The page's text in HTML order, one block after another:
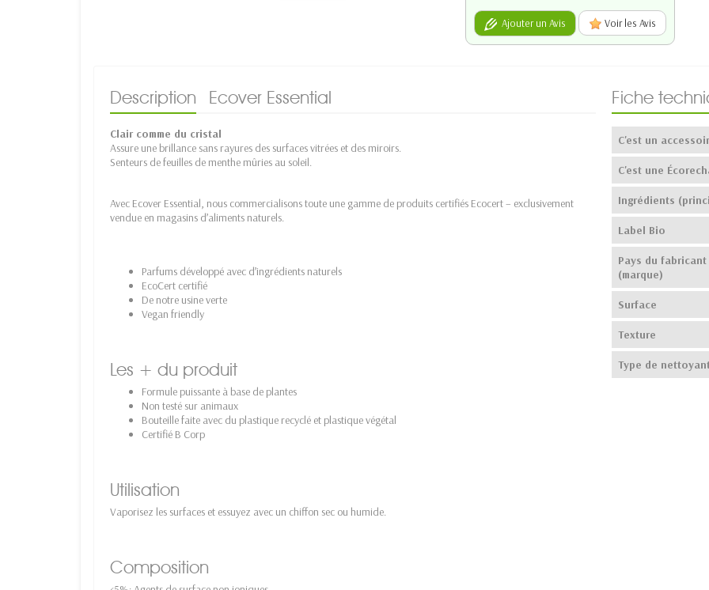
Ajouter un Avis Voir les Avis
Description Ecover Essential
Clair comme du cristal
Assure une brillance sans rayures des surfaces vitrées et des miroirs.
Senteurs de feuilles de menthe mûries au soleil.
Avec Ecover Essential, nous commercialisons toute une gamme de produits certifiés Ecocert – exclusivement
vendue en magasins d’aliments naturels.
Parfums développé avec d’ingrédients naturels
EcoCert certifié
De notre usine verte
Vegan friendly
Les + du produit
Formule puissante à base de plantes
Non testé sur animaux
Bouteille faite avec du plastique recyclé et plastique végétal
Certifié B Corp
Utilisation
Vaporisez les surfaces et essuyez avec un chiffon sec ou humide.
Composition
Fiche
C'est un
C'est une
Ingrédients
Label Bio
Pays du fabricant
(marque)
Surface
Texture
Type de